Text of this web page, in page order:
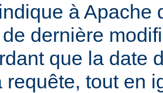
à Apache
dernière
que la date
requête, tout en